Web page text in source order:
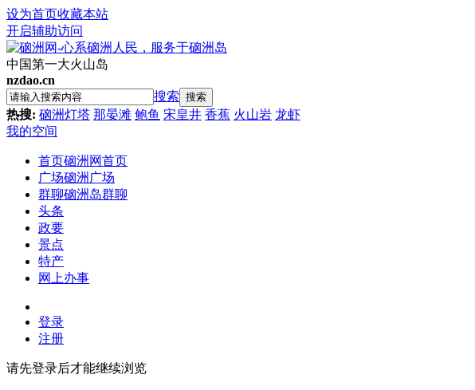
设为首页收藏本站
开启辅助访问
中国第一大火山岛
nzdao.cn
搜索 搜索
热搜: 硇洲灯塔 那晏滩 鲍鱼 宋皇井 香蕉 火山岩 龙虾
我的空间
首页硇洲网首页
广场硇洲广场
群聊硇洲岛群聊
头条
政要
景点
特产
网上办事
登录
注册
请先登录后才能继续浏览